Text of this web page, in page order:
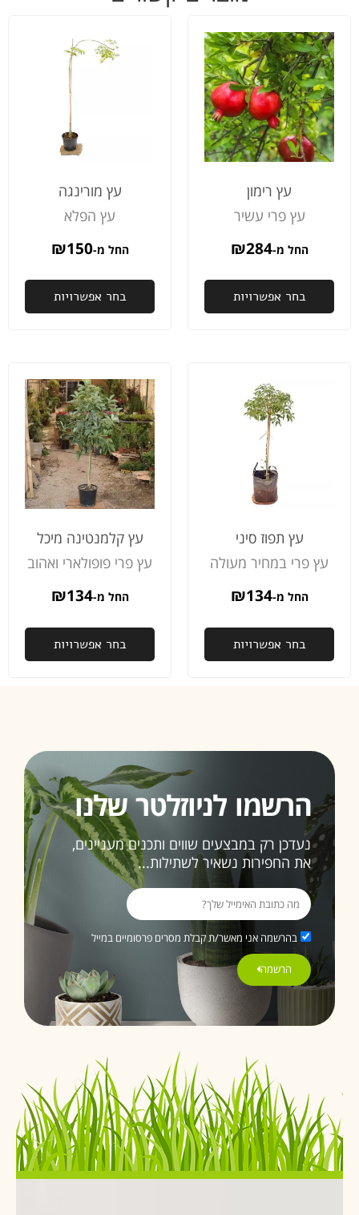
עבודה
נפלאה.
ממליץ
בחום
לכולם
עץ רימון
עץ פרי עשיר
החל מ- ₪284
בחר אפשרויות
עץ מורינגה
עץ הפלא
החל מ- ₪150
בחר אפשרויות
עץ תפוז סיני
עץ פרי במחיר מעולה
החל מ- ₪134
בחר אפשרויות
עץ קלמנטינה מיכל
עץ פרי פופולארי ואהוב
החל מ- ₪134
בחר אפשרויות
הרשמו לניוזלטר שלנו
נעדכן רק במבצעים שווים ותכנים מעניינים,
את החפירות נשאיר לשתילות...
בהרשמה אני מאשר/ת קבלת מסרים פרסומיים במייל
הרשמה